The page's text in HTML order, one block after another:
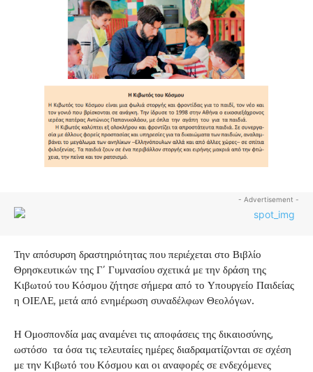
- Advertisement -
Την απόσυρση δραστηριότητας που περιέχεται στο Βιβλίο
Θρησκευτικών της Γ’ Γυμνασίου σχετικά με την δράση της
Κιβωτού του Κόσμου ζήτησε σήμερα από το Υπουργείο Παιδείας
η ΟΙΕΛΕ, μετά από ενημέρωση συναδέλφων Θεολόγων.
Η Ομοσπονδία μας αναμένει τις αποφάσεις της δικαιοσύνης,
ωστόσο τα όσα τις τελευταίες ημέρες διαδραματίζονται σε σχέση
με την Κιβωτό του Κόσμου και οι αναφορές σε ενδεχόμενες